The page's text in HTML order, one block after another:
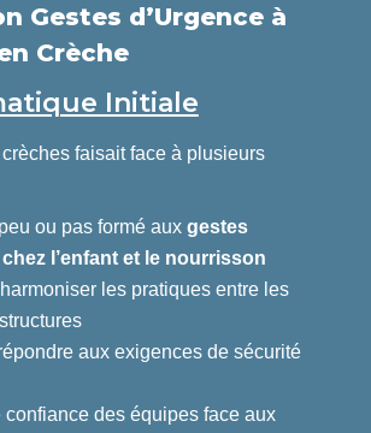
Gestes d’Urgence à
Crèche
Initiale
faisait face à plusieurs
ou pas formé aux gestes
l’enfant et le nourrisson
les pratiques entre les
aux exigences de sécurité
confiance des équipes face aux